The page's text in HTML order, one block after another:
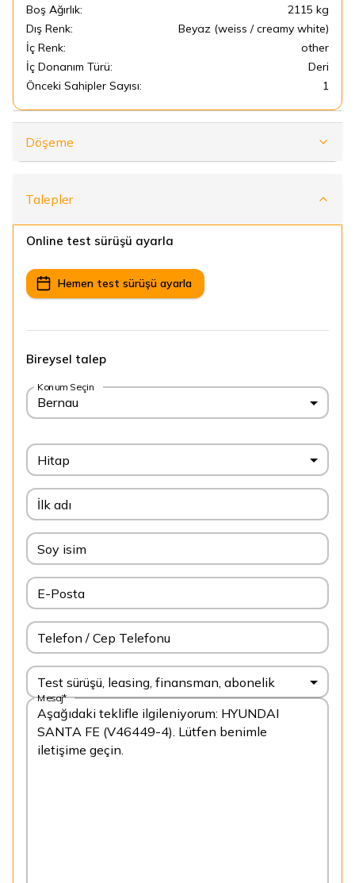
Boş Ağırlık:
2115 kg
Dış Renk:
Beyaz (weiss / creamy white)
İç Renk:
other
İç Donanım Türü:
Deri
Önceki Sahipler Sayısı:
1
Döşeme
Talepler
Online test sürüşü ayarla
Hemen test sürüşü ayarla
Bireysel talep
Konum Seçin
Bernau
Hitap
İlk adı
Soy isim
E-Posta
Telefon / Cep Telefonu
Test sürüşü, leasing, finansman, abonelik
Mesaj*